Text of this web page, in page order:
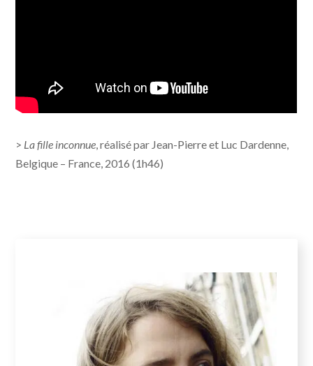
> La fille inconnue, réalisé par Jean-Pierre et Luc Dardenne,
Belgique – France, 2016 (1h46)